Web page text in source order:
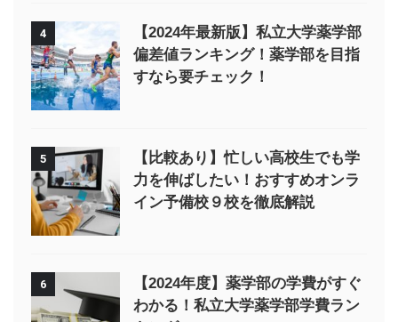
4
【2024年最新版】私立大学薬学部
偏差値ランキング！薬学部を目指
すなら要チェック！
5
【比較あり】忙しい高校生でも学
力を伸ばしたい！おすすめオンラ
イン予備校９校を徹底解説
6
【2024年度】薬学部の学費がすぐ
わかる！私立大学薬学部学費ラン